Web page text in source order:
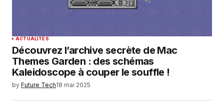
ACTUALITÉS
Découvrez l’archive secrète de Mac
Themes Garden : des schémas
Kaleidoscope à couper le souffle !
by Future Tech18 mai 2025